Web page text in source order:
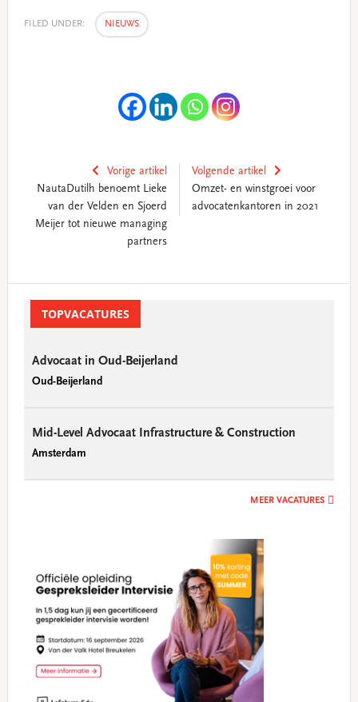
FILED UNDER: NIEUWS
Vorige artikel
NautaDutilh benoemt Lieke
van der Velden en Sjoerd
Meijer tot nieuwe managing
partners
Volgende artikel
Omzet- en winstgroei voor
advocatenkantoren in 2021
SidebarTOPVACATURES
Advocaat in Oud-Beijerland
Oud-Beijerland
Mid-Level Advocaat Infrastructure & Construction
Amsterdam
MEER VACATURES